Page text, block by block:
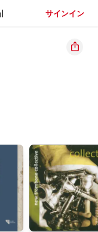
サインイン